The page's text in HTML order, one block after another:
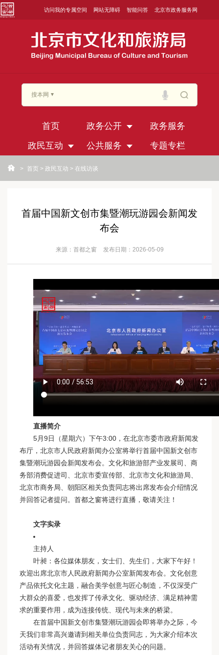
访问我的专属空间 网站无障碍 智能问答 北京市政务服务网
搜本网
首页 政务公开
政务服务
政民互动
公共服务 专题专栏
> 首页 > 政民互动 > 在线访谈
首届中国新文创市集暨潮玩游园会新闻发
布会
来源：首都之窗 发布日期：2026-05-09
直播简介
5月9日（星期六）下午3:00，在北京市委市政府新闻发
布厅，北京市人民政府新闻办公室将举行首届中国新文创市
集暨潮玩游园会新闻发布会。文化和旅游部产业发展司、商
务部消费促进司、北京市委宣传部、北京市文化和旅游局、
北京市商务局、朝阳区相关负责同志将出席发布会介绍情况
并回答记者提问。首都之窗将进行直播，敬请关注！
文字实录
主持人
叶昶：各位媒体朋友，女士们、先生们，大家下午好！
欢迎出席北京市人民政府新闻办公室新闻发布会。文化创意
产品依托文化主题，融合美学创意与匠心制造，不仅深受广
大群众的喜爱，也发挥了传承文化、驱动经济、满足精神需
求的重要作用，成为连接传统、现代与未来的桥梁。
在首届中国新文创市集暨潮玩游园会即将举办之际，今
天我们非常高兴邀请到相关单位负责同志，为大家介绍本次
活动有关情况，并回答媒体记者朋友关心的问题。